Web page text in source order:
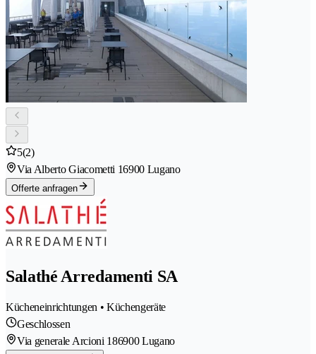
5(2)
Via Alberto Giacometti 16900 Lugano
Offerte anfragen
Salathé Arredamenti SA
Kücheneinrichtungen • Küchengeräte
Geschlossen
Via generale Arcioni 186900 Lugano